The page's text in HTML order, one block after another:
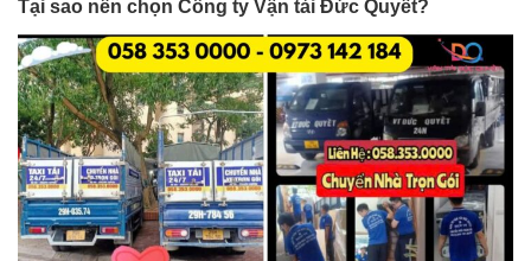
Tại sao nên chọn Công ty Vận tải Đức Quyết?